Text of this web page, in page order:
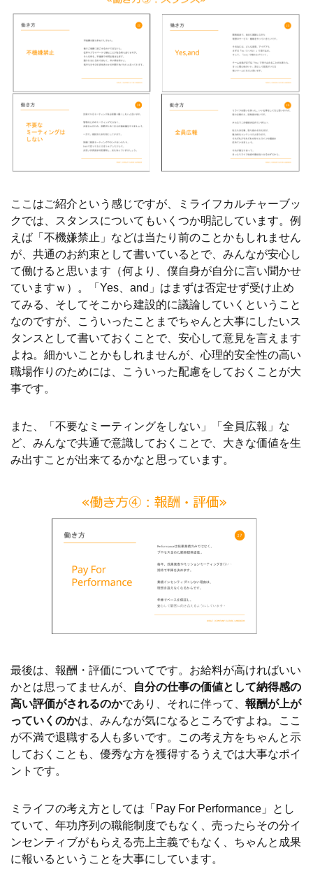
ここはご紹介という感じですが、ミライフカルチャーブッ
クでは、スタンスについてもいくつか明記しています。例
えば「不機嫌禁止」などは当たり前のことかもしれません
が、共通のお約束として書いているとで、みんなが安心し
て働けると思います（何より、僕自身が自分に言い聞かせ
ていますｗ）。「Yes、and」はまずは否定せず受け止め
てみる、そしてそこから建設的に議論していくということ
なのですが、こういったことまでちゃんと大事にしたいス
タンスとして書いておくことで、安心して意見を言えます
よね。細かいことかもしれませんが、心理的安全性の高い
職場作りのためには、こういった配慮をしておくことが大
事です。
また、「不要なミーティングをしない」「全員広報」な
ど、みんなで共通で意識しておくことで、大きな価値を生
み出すことが出来てるかなと思っています。
最後は、報酬・評価についてです。お給料が高ければいい
かとは思ってませんが、
自分の仕事の価値として納得感の
高い評価がされるのかであり、それに伴って、 報酬が上が
っていくのかは、みんなが気になるところですよね。ここ
が不満で退職する人も多いです。この考え方をちゃんと示
しておくことも、優秀な方を獲得するうえでは大事なポイ
ントです。
ミライフの考え方としては「Pay For Performance」とし
ていて、年功序列の職能制度でもなく、売ったらその分イ
ンセンティブがもらえる売上主義でもなく、ちゃんと成果
に報いるということを大事にしています。